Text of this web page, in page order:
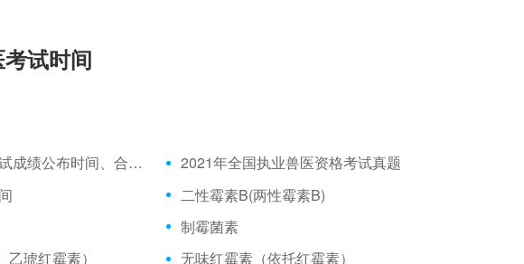
试时间
2021年全国执业兽医资格考试成绩公布时间、合格分数线
2021年全国执业兽医资格考试真题
二性霉素B(两性霉素B)
制霉菌素
琥红霉素）
无味红霉素（依托红霉素）